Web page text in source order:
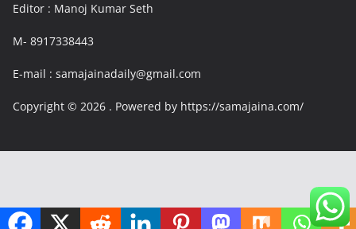
Editor : Manoj Kumar Seth
M- 8917338443
E-mail : samajainadaily@gmail.com
Copyright © 2026 . Powered by https://samajaina.com/